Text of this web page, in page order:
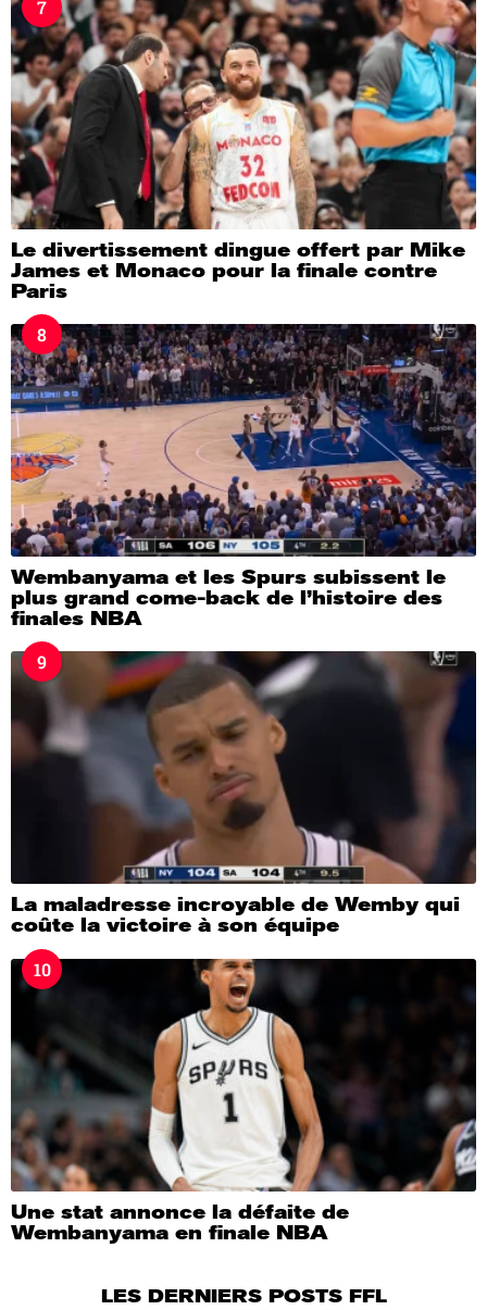
7
Le divertissement dingue offert par Mike
James et Monaco pour la finale contre
Paris
8
Wembanyama et les Spurs subissent le
plus grand come-back de l’histoire des
finales NBA
9
La maladresse incroyable de Wemby qui
coûte la victoire à son équipe
10
Une stat annonce la défaite de
Wembanyama en finale NBA
LES DERNIERS POSTS FFL